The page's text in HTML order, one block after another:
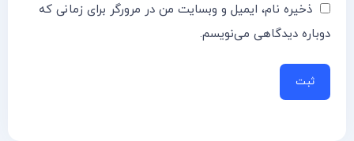
ذخیره نام، ایمیل و وبسایت من در مرورگر برای زمانی که
دوباره دیدگاهی می‌نویسم.